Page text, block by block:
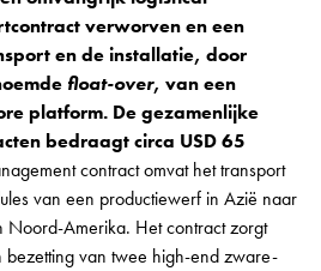
verworven en een
en de installatie, door
float-over, van een
platform. De gezamenlijke
bedraagt circa USD 65
contract omvat het transport
van een productiewerf in Azië naar
Amerika. Het contract zorgt
van twee high-end zware-